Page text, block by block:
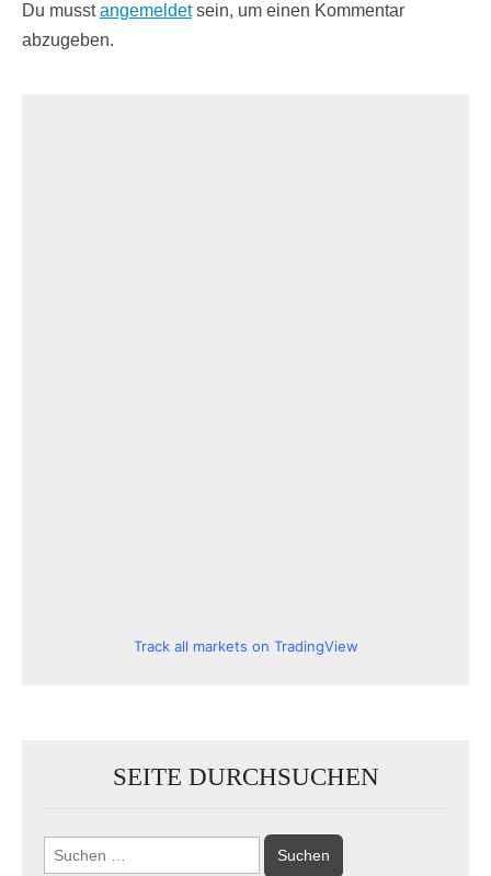
Du musstangemeldetsein, um einen Kommentar
abzugeben.
Track all markets on TradingView
SEITE DURCHSUCHEN
Suchen